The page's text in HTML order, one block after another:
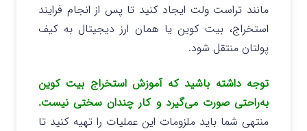
مانند تراست ولت ایجاد کنید تا پس از انجام فرایند
استخراج، بیت کوین یا همان ارز دیجیتال به کیف
پولتان منتقل شود.
توجه داشته باشید که آموزش استخراج بیت کوین
به‌راحتی صورت می‌گیرد و کار چندان سختی نیست.
منتهی شما باید ملزومات این عملیات را تهیه کنید تا